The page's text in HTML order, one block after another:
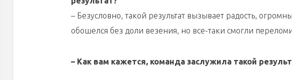
– Безусловно, такой результат вызывает радость,
обошелся без доли везения, но все-таки смогли
– Как вам кажется, команда заслужила такой